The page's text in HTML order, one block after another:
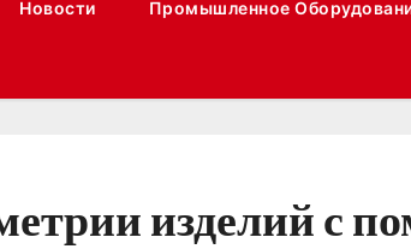
Новости Промышленное
изделий с